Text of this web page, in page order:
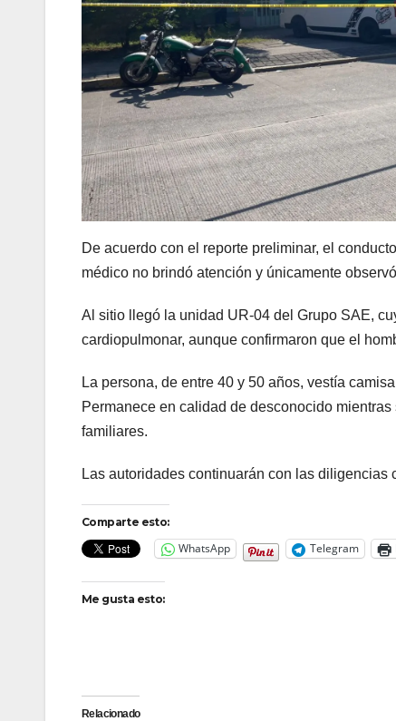
De acuerdo con el reporte preliminar, el
médico no brindó atención y únicamente
Al sitio llegó la unidad UR-04 del Grupo SAE,
cardiopulmonar, aunque confirmaron que el
La persona, de entre 40 y 50 años, vestía
Permanece en calidad de desconocido
familiares.
Las autoridades continuarán con las diligencias
Comparte esto:
WhatsApp Telegram
Me gusta esto:
Relacionado